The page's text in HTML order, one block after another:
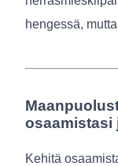
hengessä,
osaamistasi
Kehitä